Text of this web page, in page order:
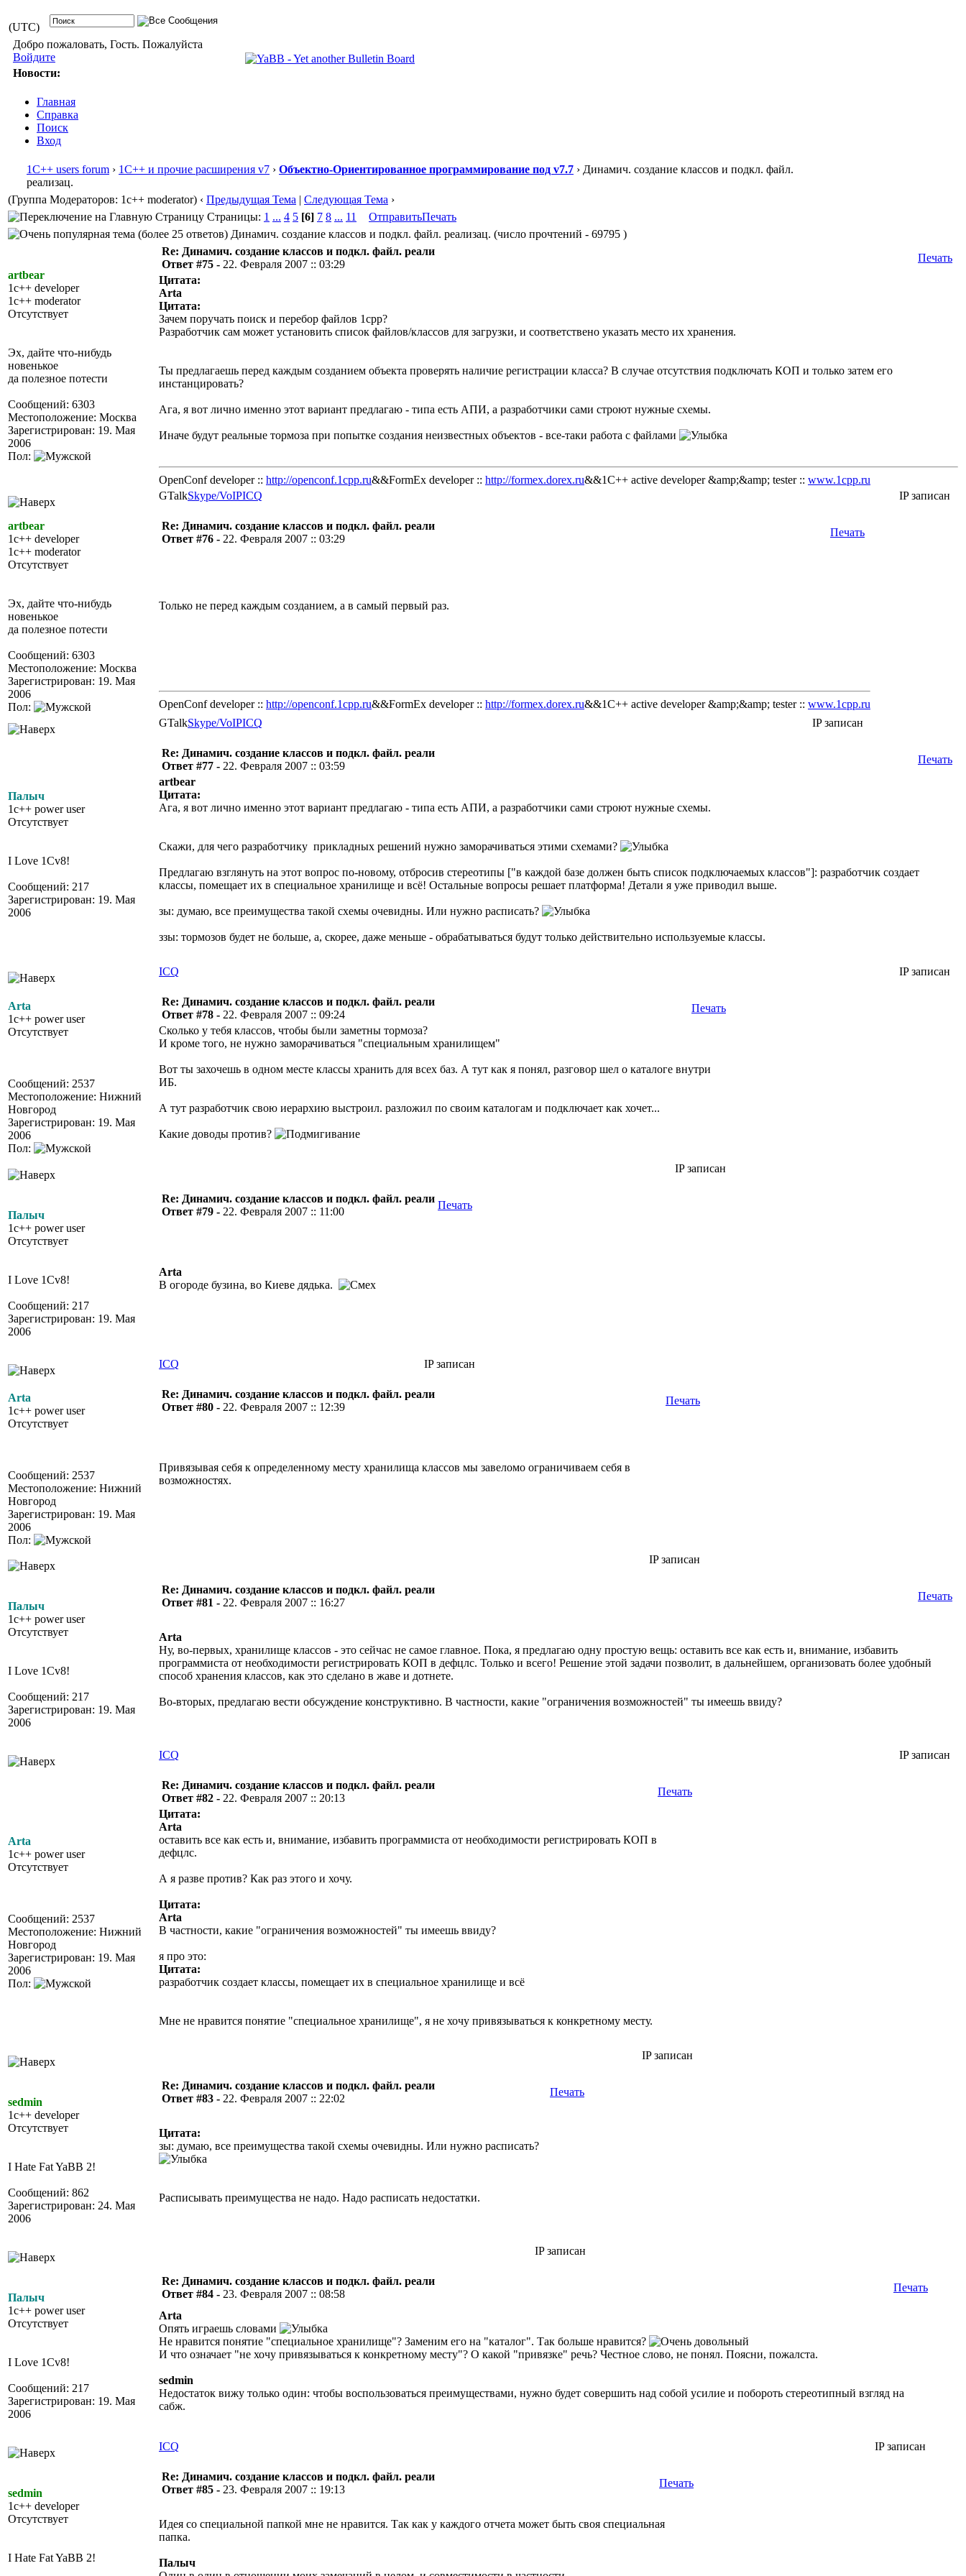
(UTC)
Добро пожаловать, Гость. Пожалуйста
Войдите
Новости:
Главная
Справка
Поиск
Вход
1С++ users forum › 1С++ и прочие расширения v7 › Объектно-Ориентированное программирование под v7.7 › Динамич. создание классов и подкл. файл.
реализац.
(Группа Модераторов: 1c++ moderator) ‹ Предыдущая Тема | Следующая Тема ›
Страницы: 1 ... 4 5 [6] 7 8 ... 11 ОтправитьПечать
Динамич. создание классов и подкл. файл. реализац. (число прочтений - 69795 )
artbear
1c++ developer
1c++ moderator
Отсутствует
Эх, дайте что-нибудь
новенькое
да полезное потести
Сообщений: 6303
Местоположение: Москва
Зарегистрирован: 19. Мая
2006
Пол:
Re: Динамич. создание классов и подкл. файл. реали
Ответ #75 - 22. Февраля 2007 :: 03:29
Печать
Цитата:
Arta
Цитата:
Зачем поручать поиск и перебор файлов 1cpp?
Разработчик сам может установить список файлов/классов для загрузки, и соответствено указать место их хранения.
Ты предлагаешь перед каждым созданием объекта проверять наличие регистрации класса? В случае отсутствия подключать КОП и только затем его
инстанцировать?
Ага, я вот лично именно этот вариант предлагаю - типа есть АПИ, а разработчики сами строют нужные схемы.
Иначе будут реальные тормоза при попытке создания неизвестных объектов - все-таки работа с файлами
OpenConf developer :: http://openconf.1cpp.ru&&FormEx developer :: http://formex.dorex.ru&&1C++ active developer &amp;&amp; tester :: www.1cpp.ru
GTalkSkype/VoIPICQ IP записан
artbear
1c++ developer
1c++ moderator
Отсутствует
Эх, дайте что-нибудь
новенькое
да полезное потести
Сообщений: 6303
Местоположение: Москва
Зарегистрирован: 19. Мая
2006
Пол:
Re: Динамич. создание классов и подкл. файл. реали
Ответ #76 - 22. Февраля 2007 :: 03:29
Печать
Только не перед каждым созданием, а в самый первый раз.
OpenConf developer :: http://openconf.1cpp.ru&&FormEx developer :: http://formex.dorex.ru&&1C++ active developer &amp;&amp; tester :: www.1cpp.ru
GTalkSkype/VoIPICQ IP записан
Палыч
1c++ power user
Отсутствует
I Love 1Cv8!
Сообщений: 217
Зарегистрирован: 19. Мая
2006
Re: Динамич. создание классов и подкл. файл. реали
Ответ #77 - 22. Февраля 2007 :: 03:59
Печать
artbear
Цитата:
Ага, я вот лично именно этот вариант предлагаю - типа есть АПИ, а разработчики сами строют нужные схемы.
Скажи, для чего разработчику прикладных решений нужно заморачиваться этими схемами?
Предлагаю взглянуть на этот вопрос по-новому, отбросив стереотипы ["в каждой базе должен быть список подключаемых классов"]: разработчик создает
классы, помещает их в специальное хранилище и всё! Остальные вопросы решает платформа! Детали я уже приводил выше.
зы: думаю, все преимущества такой схемы очевидны. Или нужно расписать?
ззы: тормозов будет не больше, а, скорее, даже меньше - обрабатываться будут только действительно используемые классы.
ICQ IP записан
Arta
1c++ power user
Отсутствует
Сообщений: 2537
Местоположение: Нижний
Новгород
Зарегистрирован: 19. Мая
2006
Пол:
Re: Динамич. создание классов и подкл. файл. реали
Ответ #78 - 22. Февраля 2007 :: 09:24
Печать
Сколько у тебя классов, чтобы были заметны тормоза?
И кроме того, не нужно заморачиваться "специальным хранилищем"
Вот ты захочешь в одном месте классы хранить для всех баз. А тут как я понял, разговор шел о каталоге внутри
ИБ.
А тут разработчик свою иерархию выстроил. разложил по своим каталогам и подключает как хочет...
Какие доводы против?
IP записан
Палыч
1c++ power user
Отсутствует
I Love 1Cv8!
Сообщений: 217
Зарегистрирован: 19. Мая
2006
Re: Динамич. создание классов и подкл. файл. реали
Ответ #79 - 22. Февраля 2007 :: 11:00
Печать
Arta
В огороде бузина, во Киеве дядька.
ICQ IP записан
Arta
1c++ power user
Отсутствует
Сообщений: 2537
Местоположение: Нижний
Новгород
Зарегистрирован: 19. Мая
2006
Пол:
Re: Динамич. создание классов и подкл. файл. реали
Ответ #80 - 22. Февраля 2007 :: 12:39
Печать
Привязывая себя к определенному месту хранилища классов мы завеломо ограничиваем себя в
возможностях.
IP записан
Палыч
1c++ power user
Отсутствует
I Love 1Cv8!
Сообщений: 217
Зарегистрирован: 19. Мая
2006
Re: Динамич. создание классов и подкл. файл. реали
Ответ #81 - 22. Февраля 2007 :: 16:27
Печать
Arta
Ну, во-первых, хранилище классов - это сейчас не самое главное. Пока, я предлагаю одну простую вещь: оставить все как есть и, внимание, избавить
программиста от необходимости регистрировать КОП в дефцлс. Только и всего! Решение этой задачи позволит, в дальнейшем, организовать более удобный
способ хранения классов, как это сделано в жаве и дотнете.
Во-вторых, предлагаю вести обсуждение конструктивно. В частности, какие "ограничения возможностей" ты имеешь ввиду?
ICQ IP записан
Arta
1c++ power user
Отсутствует
Сообщений: 2537
Местоположение: Нижний
Новгород
Зарегистрирован: 19. Мая
2006
Пол:
Re: Динамич. создание классов и подкл. файл. реали
Ответ #82 - 22. Февраля 2007 :: 20:13
Печать
Цитата:
Arta
оставить все как есть и, внимание, избавить программиста от необходимости регистрировать КОП в
дефцлс.
А я разве против? Как раз этого и хочу.
Цитата:
Arta
В частности, какие "ограничения возможностей" ты имеешь ввиду?
я про это:
Цитата:
разработчик создает классы, помещает их в специальное хранилище и всё
Мне не нравится понятие "специальное хранилище", я не хочу привязываться к конкретному месту.
IP записан
sedmin
1c++ developer
Отсутствует
I Hate Fat YaBB 2!
Сообщений: 862
Зарегистрирован: 24. Мая
2006
Re: Динамич. создание классов и подкл. файл. реали
Ответ #83 - 22. Февраля 2007 :: 22:02
Печать
Цитата:
зы: думаю, все преимущества такой схемы очевидны. Или нужно расписать?
Расписывать преимущества не надо. Надо расписать недостатки.
IP записан
Палыч
1c++ power user
Отсутствует
I Love 1Cv8!
Сообщений: 217
Зарегистрирован: 19. Мая
2006
Re: Динамич. создание классов и подкл. файл. реали
Ответ #84 - 23. Февраля 2007 :: 08:58
Печать
Arta
Опять играешь словами
Не нравится понятие "специальное хранилище"? Заменим его на "каталог". Так больше нравится?
И что означает "не хочу привязываться к конкретному месту"? О какой "привязке" речь? Честное слово, не понял. Поясни, пожалста.
sedmin
Недостаток вижу только один: чтобы воспользоваться преимуществами, нужно будет совершить над собой усилие и побороть стереотипный взгляд на
сабж.
ICQ IP записан
sedmin
1c++ developer
Отсутствует
I Hate Fat YaBB 2!
Re: Динамич. создание классов и подкл. файл. реали
Ответ #85 - 23. Февраля 2007 :: 19:13
Печать
Идея со специальной папкой мне не нравится. Так как у каждого отчета может быть своя специальная
папка.
Палыч